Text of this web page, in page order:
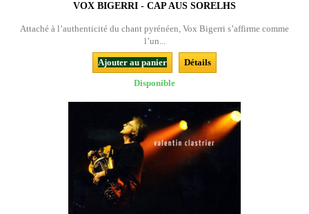
VOX BIGERRI - CAP AUS SORELHS
Attaché à l’authenticité du chant pyrénéen, Vox Bigerri s’affirme comme
l’un...
Ajouter au panier
Détails
Disponible